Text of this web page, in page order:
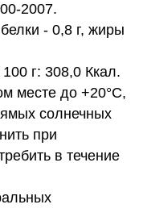
2007.
- 0,8 г, жиры
г: 308,0 Ккал.
месте до +20°С,
солнечных
при
в течение